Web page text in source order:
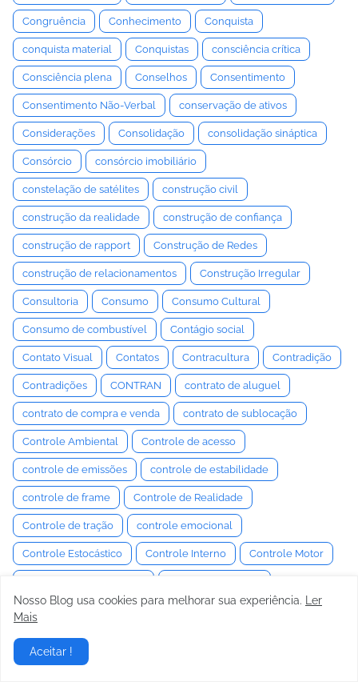
Congruência Conhecimento Conquista
conquista material Conquistas consciência crítica
Consciência plena Conselhos Consentimento
Consentimento Não-Verbal conservação de ativos
Considerações Consolidação consolidação sináptica
Consórcio consórcio imobiliário
constelação de satélites construção civil
construção da realidade construção de confiança
construção de rapport Construção de Redes
construção de relacionamentos Construção Irregular
Consultoria Consumo Consumo Cultural
Consumo de combustível Contágio social
Contato Visual Contatos Contracultura Contradição
Contradições CONTRAN contrato de aluguel
contrato de compra e venda contrato de sublocação
Controle Ambiental Controle de acesso
controle de emissões controle de estabilidade
controle de frame Controle de Realidade
Controle de tração controle emocional
Controle Estocástico Controle Interno Controle Motor
controle social Convenção Convencimento
Convergência e Câmber
Conversação
Nosso Blog usa cookies para melhorar sua experiência.
Ler
Mais
Aceitar !